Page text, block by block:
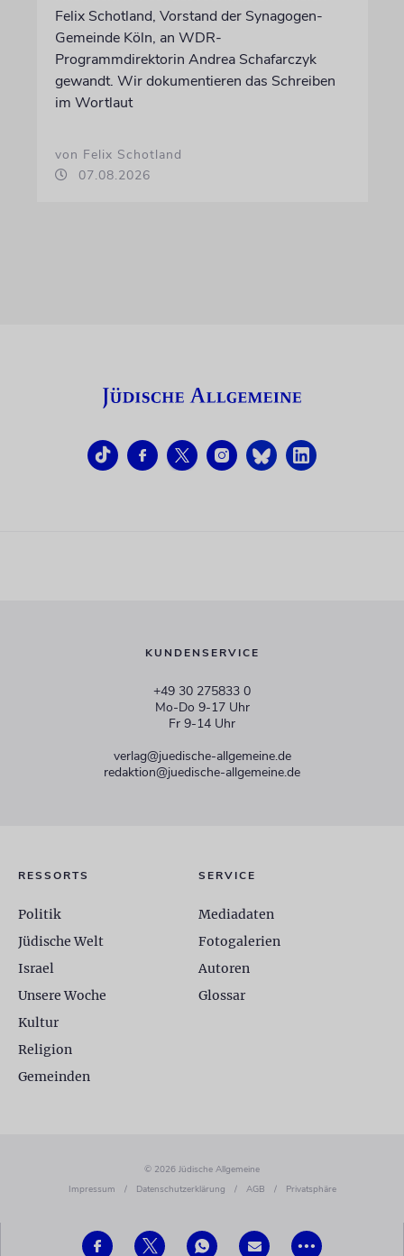
•••
Felix Schotland, Vorstand der Synagogen-
Gemeinde Köln, an WDR-
Programmdirektorin Andrea Schafarczyk
gewandt. Wir dokumentieren das Schreiben
im Wortlaut
von Felix Schotland
07.08.2026
KUNDENSERVICE
+49 30 275833 0
Mo-Do 9-17 Uhr
Fr 9-14 Uhr
verlag@juedische-allgemeine.de
redaktion@juedische-allgemeine.de
RESSORTS
Politik
Jüdische Welt
Israel
Unsere Woche
Kultur
Religion
Gemeinden
SERVICE
Mediadaten
Fotogalerien
Autoren
Glossar
© 2026 Jüdische Allgemeine
Impressum
/ Datenschutzerklärung / AGB / Privatsphäre